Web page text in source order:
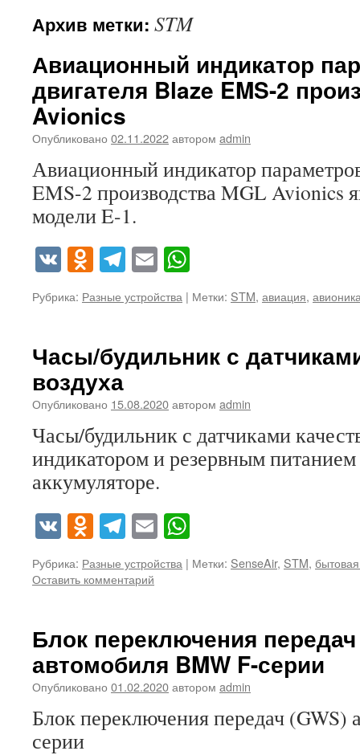
Архив метки: STM
Авиационный индикатор
двигателя Blaze EMS-2
Avionics
Опубликовано 02.11.2022автором admin
Авиационный индикатор
EMS-2 производства MGL Avionics
модели E-1.
VKOdnoklassniki
Telegram
Email
Рубрика: Разные устройства | Метки: STM, авиация,
Часы/будильник с
воздуха
Опубликовано 15.08.2020автором admin
Часы/будильник с датчиками
индикатором и резервным
аккумуляторе.
VKOdnoklassniki
Telegram
Email
Рубрика: Разные устройства | Метки: SenseAir, STM,
Оставить комментарий
Блок переключения
автомобиля BMW F-серии
Опубликовано 01.02.2020автором admin
Блок переключения передач (GWS)
серии